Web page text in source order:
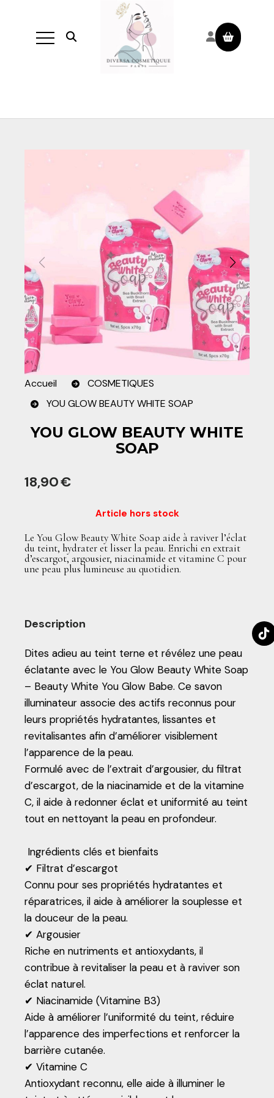
Ouvrir la recherche
Accueil
COSMETIQUES
YOU GLOW BEAUTY WHITE SOAP
YOU GLOW BEAUTY WHITE
SOAP
18,90€
Article hors stock
Le You Glow Beauty White Soap aide à raviver l’éclat
du teint, hydrater et lisser la peau. Enrichi en extrait
d’escargot, argousier, niacinamide et vitamine C pour
une peau plus lumineuse au quotidien.
Description
Dites adieu au teint terne et révélez une peau
éclatante avec le You Glow Beauty White Soap
– Beauty White You Glow Babe. Ce savon
illuminateur associe des actifs reconnus pour
leurs propriétés hydratantes, lissantes et
revitalisantes afin d’améliorer visiblement
l’apparence de la peau.
Formulé avec de l’extrait d’argousier, du filtrat
d’escargot, de la niacinamide et de la vitamine
C, il aide à redonner éclat et uniformité au teint
tout en nettoyant la peau en profondeur.
Ingrédients clés et bienfaits
✔ Filtrat d’escargot
Connu pour ses propriétés hydratantes et
réparatrices, il aide à améliorer la souplesse et
la douceur de la peau.
✔ Argousier
Riche en nutriments et antioxydants, il
contribue à revitaliser la peau et à raviver son
éclat naturel.
✔ Niacinamide (Vitamine B3)
Aide à améliorer l’uniformité du teint, réduire
l’apparence des imperfections et renforcer la
barrière cutanée.
✔ Vitamine C
Antioxydant reconnu, elle aide à illuminer le
Panneau de gestion des cookies